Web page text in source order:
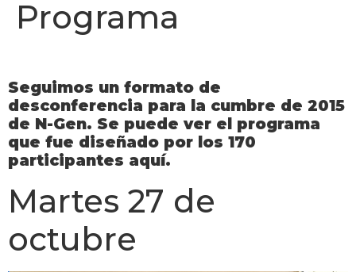
Programa
Seguimos un formato de
desconferencia para la cumbre de 2015
de N-Gen. Se puede ver el programa
que fue diseñado por los 170
participantes aquí.
Martes 27 de
octubre